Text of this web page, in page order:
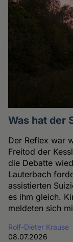
Was hat der
Der Reflex war
Freitod der
die Debatte
Lauterbach
assistierten
es ihm gleich.
meldeten sich
Rolf-Dieter Krause
08.07.2026